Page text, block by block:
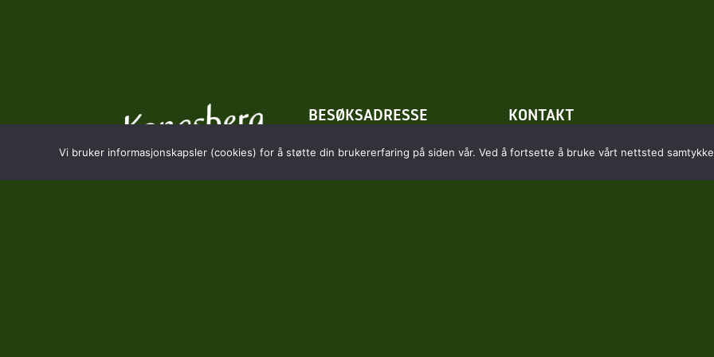
BESØKSADRESSE
Hostvedtveien 130
3618 Skollenborg
KONTAKT
kontor@kongsberggolf.no
Telefon: 95 48 48 48
Vi bruker informasjonskapsler (cookies) for å støtte din brukererfaring på siden vår. Ved å fortsette å bruke vårt nettsted